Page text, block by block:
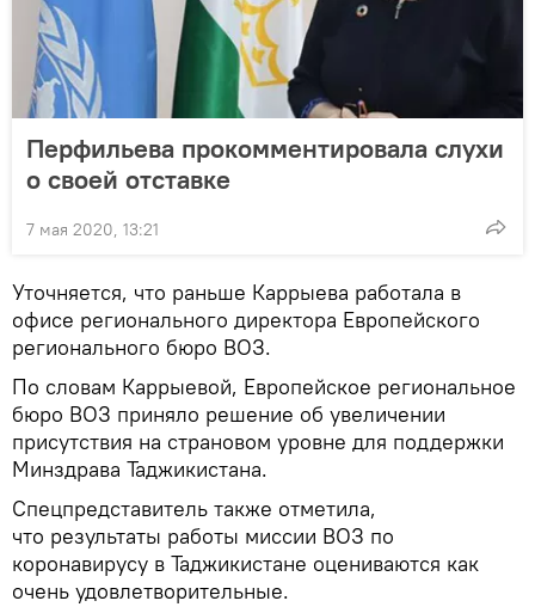
Перфильева прокомментировала слухи
о своей отставке
7 мая 2020, 13:21
Уточняется, что раньше Каррыева работала в
офисе регионального директора Европейского
регионального бюро ВОЗ.
По словам Каррыевой, Европейское региональное
бюро ВОЗ приняло решение об увеличении
присутствия на страновом уровне для поддержки
Минздрава Таджикистана.
Спецпредставитель также отметила,
что результаты работы миссии ВОЗ по
коронавирусу в Таджикистане оцениваются как
очень удовлетворительные.